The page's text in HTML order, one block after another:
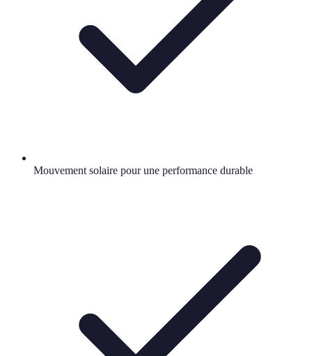
Mouvement solaire pour une performance durable